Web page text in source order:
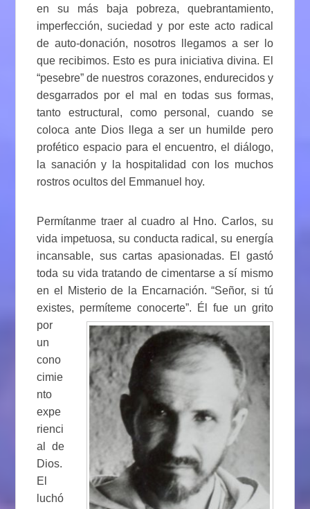
en su más baja pobreza, quebrantamiento,
imperfección, suciedad y por este acto radical
de auto-donación, nosotros llegamos a ser lo
que recibimos. Esto es pura iniciativa divina. El
“pesebre” de nuestros corazones, endurecidos y
desgarrados por el mal en todas sus formas,
tanto estructural, como personal, cuando se
coloca ante Dios llega a ser un humilde pero
profético espacio para el encuentro, el diálogo,
la sanación y la hospitalidad con los muchos
rostros ocultos del Emmanuel hoy.
Permítanme traer al cuadro al Hno. Carlos, su
vida impetuosa, su conducta radical, su energía
incansable, sus cartas apasionadas. El gastó
toda su vida tratando de cimentarse a sí mismo
en el Misterio de la Encarnación. “Señor, si tú
existes, permíteme conocerte”.
Él fue un grito
por
un
cono
cimie
nto
expe
rienci
al de
Dios.
El
luchó